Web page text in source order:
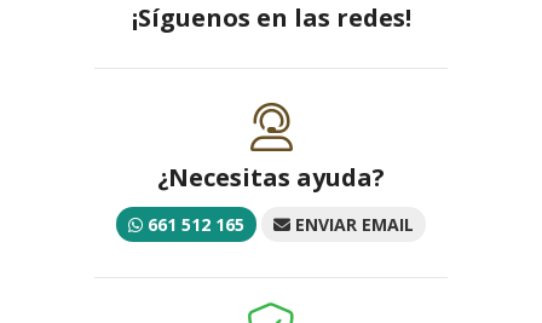
¡Síguenos en las redes!
¿Necesitas ayuda?
661 512 165 ENVIAR EMAIL